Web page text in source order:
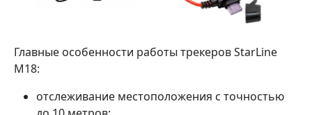
Главные особенности работы трекеров StarLine
M18:
отслеживание местоположения с точностью